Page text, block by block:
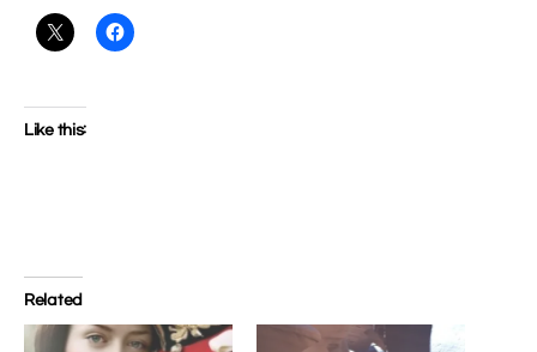
Like this:
Related